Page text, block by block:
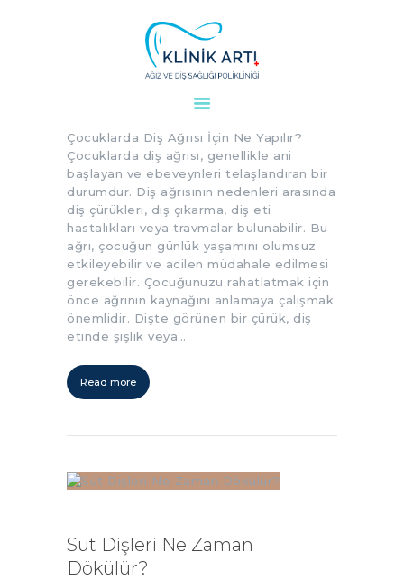
KURUMSAL
DOKTORLARIMIZ
TEDAVILER
VAKALAR
KVKK
AYDINLATMA
METNI
BLOG
İLETIŞIM
Çocuklarda Diş Ağrısı İçin Ne
Çocuklarda Diş Ağrısı İçin Ne Yapılır?
Çocuklarda diş ağrısı, genellikle ani
başlayan ve ebeveynleri telaşlandıran bir
durumdur. Diş ağrısının nedenleri arasında
diş çürükleri, diş çıkarma, diş eti
hastalıkları veya travmalar bulunabilir. Bu
ağrı, çocuğun günlük yaşamını olumsuz
etkileyebilir ve acilen müdahale edilmesi
gerekebilir. Çocuğunuzu rahatlatmak için
önce ağrının kaynağını anlamaya çalışmak
önemlidir. Dişte görünen bir çürük, diş
etinde şişlik veya…
Read more
Süt Dişleri Ne Zaman
Dökülür?